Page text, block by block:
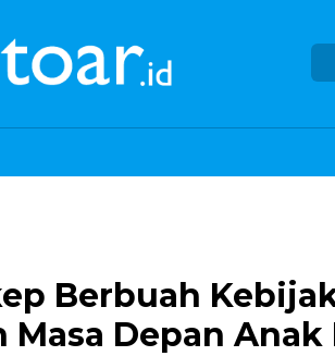
Berbuah
Masa Depan Anak